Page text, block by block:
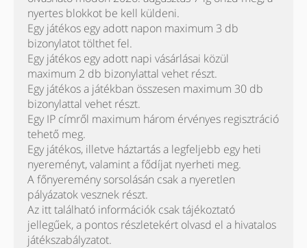
nyertes blokkot be kell küldeni.
Egy játékos egy adott napon maximum 3 db
bizonylatot tölthet fel.
Egy játékos egy adott napi vásárlásai közül
maximum 2 db bizonylattal vehet részt.
Egy játékos a játékban összesen maximum 30 db
bizonylattal vehet részt.
Egy IP címről maximum három érvényes regisztráció
tehető meg.
Egy játékos, illetve háztartás a legfeljebb egy heti
nyereményt, valamint a fődíjat nyerheti meg.
A főnyeremény sorsolásán csak a nyeretlen
pályázatok vesznek részt.
Az itt található információk csak tájékoztató
jellegűek, a pontos részletekért olvasd el a hivatalos
játékszabályzatot.